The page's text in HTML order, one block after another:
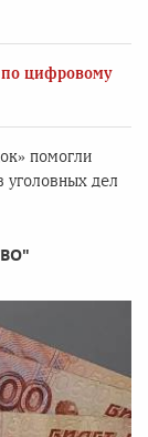
по цифровому
помогли
уголовных дел